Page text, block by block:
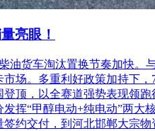
亮眼！
油货车淘汰置换节奏加快
场。多重利好政策加持下
顶，以全赛道强势表现领
挥“甲醇电动+纯电动”两
约交付，到河北邯郸大宗